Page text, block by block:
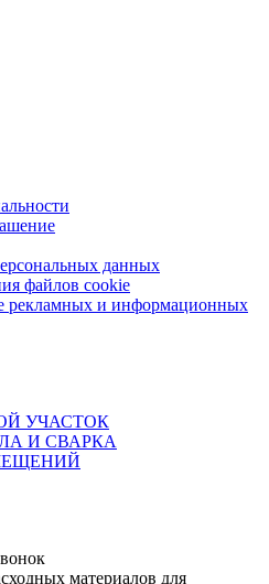
данных
файлов cookie
рекламных и информационных
УЧАСТОК
И СВАРКА
материалов для